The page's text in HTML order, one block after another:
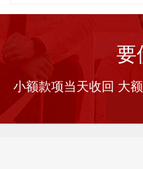
要
小额款项当天收回 大